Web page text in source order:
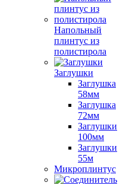
Напольный
плинтус из
полистирола
Заглушки
Заглушка
58мм
Заглушка
72мм
Заглушки
100мм
Заглушки
55м
Микроплинтус